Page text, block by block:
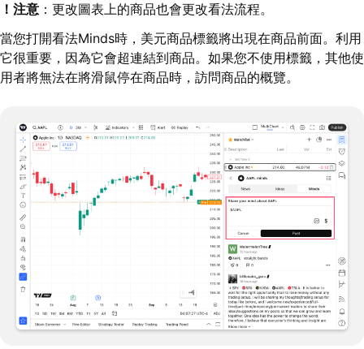
！注意 ：更改圖表上的商品也會更改看法流程。
當您打開看法Minds時，美元商品標籤將出現在商品前面。利用
它很重要，因為它會超連結到商品。如果您不使用標籤，其他使
用者將無法在將滑鼠停在商品時，訪問商品的概覽。